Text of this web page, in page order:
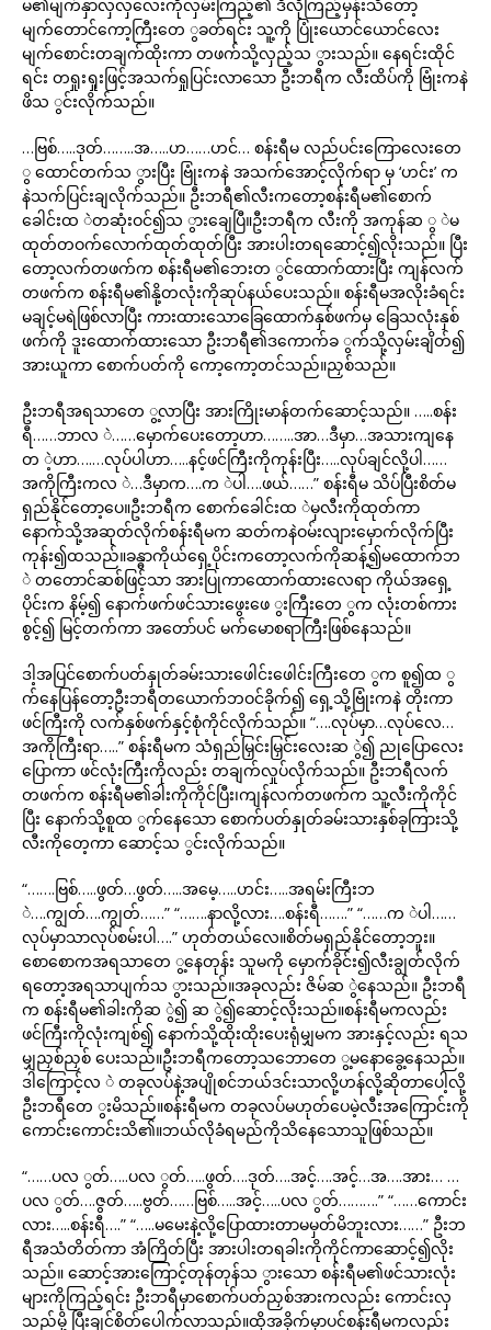
မ၏မျက်နှာလှလှလေးကိုလှမ်းကြည့်၏ ဒီလိုကြည့်မှန်းသိတော့
မျက်တောင်ကော့ကြီးတေ ွခတ်ရင်း သူ့ကို ပြုံးယောင်ယောင်လေး
မျက်စောင်းတချက်ထိုးကာ တဖက်သို့လှည့်သ ွားသည်။ နေရင်းထိုင်
ရင်း တရှုးရှုးဖြင့်အသက်ရှုပြင်းလာသော ဦးဘရီက လီးထိပ်ကို ဗြုံးကနဲ
ဖိသ ွင်းလိုက်သည်။
…ဗြစ်…..ဒုတ်……..အ…..ဟ……ဟင်… စန်းရီမ လည်ပင်းကြောလေးတေ
ွ ထောင်တက်သ ွားပြီး ဗြုံးကနဲ အသက်အောင့်လိုက်ရာ မှ ‘ဟင်း’ က
နဲသက်ပြင်းချလိုက်သည်။ ဦးဘရီ၏လီးကတော့စန်းရီမ၏စောက်
ခေါင်းထ ဲတဆုံးဝင်၍သ ွားချေပြီ။ဦးဘရီက လီးကို အကုန်ဆ ွ ဲမ
ထုတ်တဝက်လောက်ထုတ်ထုတ်ပြီး အားပါးတရဆောင့်၍လိုးသည်။ ပြီး
တော့လက်တဖက်က စန်းရီမ၏ဘေးတ ွင်ထောက်ထားပြီး ကျန်လက်
တဖက်က စန်းရီမ၏နို့တလုံးကိုဆုပ်နယ်ပေးသည်။ စန်းရီမအလိုးခံရင်း
မချင့်မရဲဖြစ်လာပြီး ကားထားသောခြေထောက်နှစ်ဖက်မှ ခြေသလုံးနှစ်
ဖက်ကို ဒူးထောက်ထားသော ဦးဘရီ၏ဒကောက်ခ ွက်သို့လှမ်းချိတ်၍
အားယူကာ စောက်ပတ်ကို ကော့ကော့တင်သည်။ညှစ်သည်။
ဦးဘရီအရသာတေ ွ့လာပြီး အားကြိုးမာန်တက်ဆောင့်သည်။ …..စန်း
ရီ……ဘာလ ဲ……မှောက်ပေးတော့ဟာ……..အာ…ဒီမှာ…အသားကျနေ
တ ဲ့ဟာ….…လုပ်ပါဟာ…..နင့်ဖင်ကြီးကိုကုန်းပြီး…..လုပ်ချင်လို့ပါ……
အကိုကြီးကလ ဲ…ဒီမှာက….က ဲပါ….ဖယ်……” စန်းရီမ သိပ်ပြီးစိတ်မ
ရှည်နိုင်တော့ပေ။ဦးဘရီက စောက်ခေါင်းထ ဲမှလီးကိုထုတ်ကာ
နောက်သို့အဆုတ်လိုက်စန်းရီမက ဆတ်ကနဲဝမ်းလျားမှောက်လိုက်ပြီး
ကုန်း၍ထသည်။ခန္ဓာကိုယ်ရှေ့ပိုင်းကတော့လက်ကိုဆန့်၍မထောက်ဘ
ဲ တတောင်ဆစ်ဖြင့်သာ အားပြုကာထောက်ထားလေရာ ကိုယ်အရှေ့
ပိုင်းက နိမ့်၍ နောက်ဖက်ဖင်သားဖွေးဖေ ွးကြီးတေ ွက လုံးတစ်ကား
စွင့်၍ မြင့်တက်ကာ အတော်ပင် မက်မောစရာကြီးဖြစ်နေသည်။
ဒါ့အပြင်စောက်ပတ်နှုတ်ခမ်းသားဖေါင်းဖေါင်းကြီးတေ ွက စူ၍ထ ွ
က်နေပြန်တော့ဦးဘရီတယောက်ဘဝင်ခိုက်၍ ရှေ့သို့ဗြုံးကနဲ တိုးကာ
ဖင်ကြီးကို လက်နှစ်ဖက်နှင့်စုံကိုင်လိုက်သည်။ “….လုပ်မှာ…လုပ်လေ…
အကိုကြီးရာ…..” စန်းရီမက သံရှည်မြှင်းမြှင်းလေးဆ ွဲ၍ ညုပြောလေး
ပြောကာ ဖင်လုံးကြီးကိုလည်း တချက်လှုပ်လိုက်သည်။ ဦးဘရီလက်
တဖက်က စန်းရီမ၏ခါးကိုကိုင်ပြီး၊ကျန်လက်တဖက်က သူ့လီးကိုကိုင်
ပြီး နောက်သို့စူထ ွက်နေသော စောက်ပတ်နှုတ်ခမ်းသားနှစ်ခုကြားသို့
လီးကိုတေ့ကာ ဆောင့်သ ွင်းလိုက်သည်။
“…….ဗြစ်…..ဖွတ်…ဖွတ်…..အမေ့…..ဟင်း…..အရမ်းကြီးဘ
ဲ….ကျွတ်….ကျွတ်……” “…….နာလို့လား….စန်းရီ…….” “……က ဲပါ……
လုပ်မှာသာလုပ်စမ်းပါ….” ဟုတ်တယ်လေ။စိတ်မရှည်နိုင်တော့ဘူး။
စောစောကအရသာတေ ွ့နေတုန်း သူမကို မှောက်ခိုင်း၍လီးချွတ်လိုက်
ရတော့အရသာပျက်သ ွားသည်။အခုလည်း ဇိမ်ဆ ွဲနေသည်။ ဦးဘရီ
က စန်းရီမ၏ခါးကိုဆ ွဲ၍ ဆ ွဲ၍ဆောင့်လိုးသည်။စန်းရီမကလည်း
ဖင်ကြီးကိုလုံးကျစ်၍ နောက်သို့ထိုးထိုးပေးရုံမျှမက အားနှင့်လည်း ရသ
မျှညှစ်ညှစ် ပေးသည်။ဦးဘရီကတော့သဘောတေ ွ့မနောခွေ့နေသည်။
ဒါကြောင့်လ ဲ တခုလပ်နဲ့အပျိုစင်ဘယ်ဒင်းသာလို့ဟန်လို့ဆိုတာပေါ့လို့
ဦးဘရီတေ ွးမိသည်။စန်းရီမက တခုလပ်မဟုတ်ပေမဲ့လီးအကြောင်းကို
ကောင်းကောင်းသိ၏။ဘယ်လိုခံရမည်ကိုသိနေသောသူဖြစ်သည်။
“……ပလ ွတ်…..ပလ ွတ်…..ဖွတ်….ဒုတ်….အင့်….အင့်…အ….အား… …
ပလ ွတ်….ဇွတ်…..ဗွတ်……ဗြစ်…..အင့်…..ပလ ွတ်……….” “……ကောင်း
လား…..စန်းရီ….” “…..မမေးနဲ့လို့ပြောထားတာမမှတ်မိဘူးလား……” ဦးဘ
ရီအသံတိတ်ကာ အံကြိတ်ပြီး အားပါးတရခါးကိုကိုင်ကာဆောင့်၍လိုး
သည်။ ဆောင့်အားကြောင့်တုန်တုန်သ ွားသော စန်းရီမ၏ဖင်သားလုံး
များကိုကြည့်ရင်း ဦးဘရီမှာစောက်ပတ်ညှစ်အားကလည်း ကောင်းလှ
သည်မို့ ပြီးချင်စိတ်ပေါက်လာသည်။ထိုအခိုက်မှာပင်စန်းရီမကလည်း